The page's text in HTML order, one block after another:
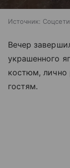
Источник: Соцсети
Вечер
украшенного
костюм, лично
гостям.